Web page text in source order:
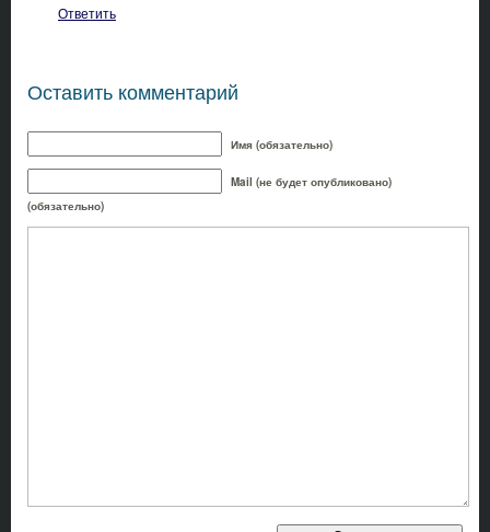
Ответить
Оставить комментарий
Имя (обязательно)
Mail (не будет опубликовано)
(обязательно)